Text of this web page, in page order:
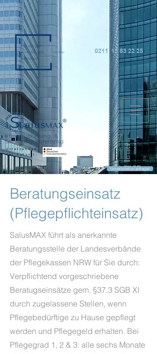
0211 15 83 22 25
Unternehmen
der Zukunft:
Unverbindlich anfragen
Beratungseinsatz
(Pflegepflichteinsatz)
SalusMAX führt als anerkannte
Beratungsstelle der Landesverbände
der Pflegekassen NRW für Sie durch:
Verpflichtend vorgeschriebene
Beratugseinsätze gem. §37.3 SGB XI
durch zugelassene Stellen, wenn
Pflegebedürftige zu Hause gepflegt
werden und Pflegegeld erhalten. Bei
Pflegegrad 1, 2 & 3: alle sechs Monate